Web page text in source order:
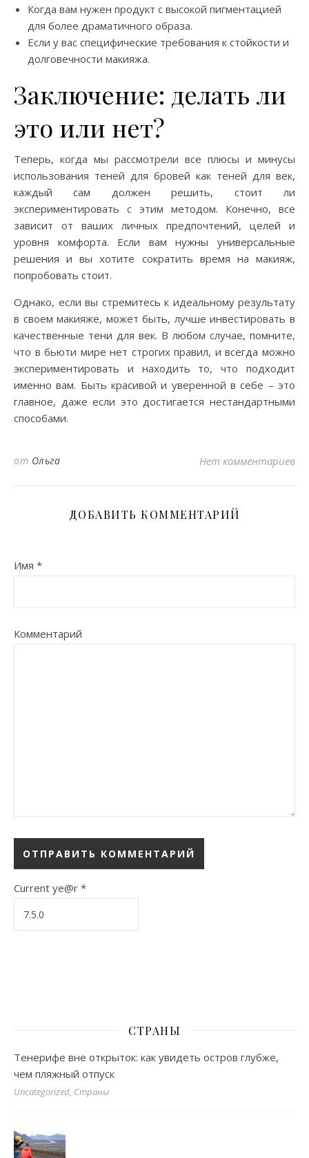
Когда вам нужен продукт с высокой пигментацией
для более драматичного образа.
Если у вас специфические требования к стойкости и
долговечности макияжа.
Заключение: делать ли
это или нет?
Теперь, когда мы рассмотрели все плюсы и минусы
использования теней для бровей как теней для век,
каждый сам должен решить, стоит ли
экспериментировать с этим методом. Конечно, все
зависит от ваших личных предпочтений, целей и
уровня комфорта. Если вам нужны универсальные
решения и вы хотите сократить время на макияж,
попробовать стоит.
Однако, если вы стремитесь к идеальному результату
в своем макияже, может быть, лучше инвестировать в
качественные тени для век. В любом случае, помните,
что в бьюти мире нет строгих правил, и всегда можно
экспериментировать и находить то, что подходит
именно вам. Быть красивой и уверенной в себе – это
главное, даже если это достигается нестандартными
способами.
от Ольга Нет комментариев
ДОБАВИТЬ КОММЕНТАРИЙ
Имя *
Комментарий
Current ye@r *
СТРАНЫ
Тенерифе вне открыток: как увидеть остров глубже,
чем пляжный отпуск
Uncategorized, Страны